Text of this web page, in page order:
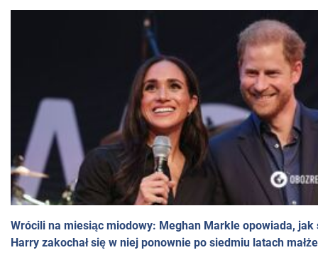
Wrócili na miesiąc miodowy: Meghan Markle opowiada, jak
Harry zakochał się w niej ponownie po siedmiu latach